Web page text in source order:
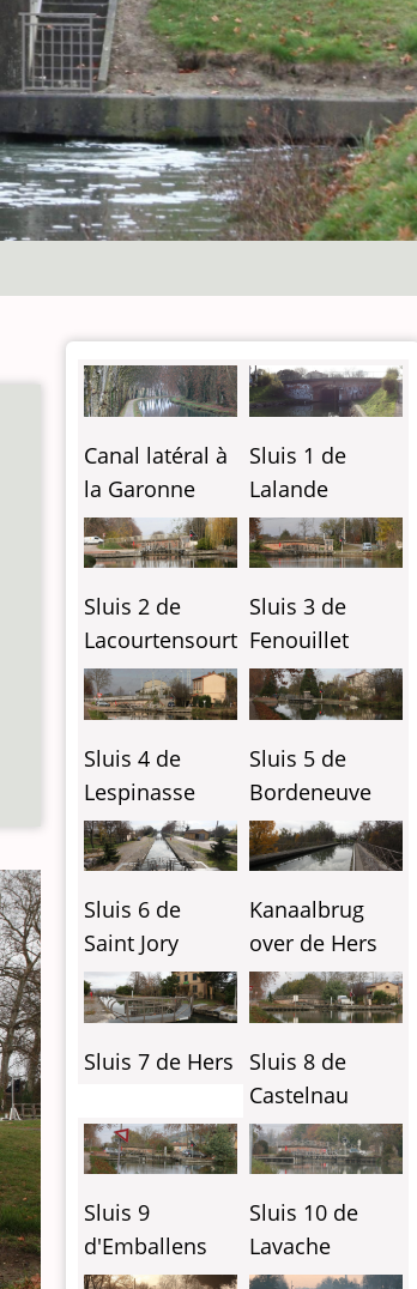
Canal latéral à
la Garonne
Sluis 1 de
Lalande
Sluis 2 de
Lacourtensourt
Sluis 3 de
Fenouillet
Sluis 4 de
Lespinasse
Sluis 5 de
Bordeneuve
Sluis 6 de
Saint Jory
Kanaalbrug
over de Hers
Sluis 7 de Hers
Sluis 8 de
Castelnau
Sluis 9
d'Emballens
Sluis 10 de
Lavache